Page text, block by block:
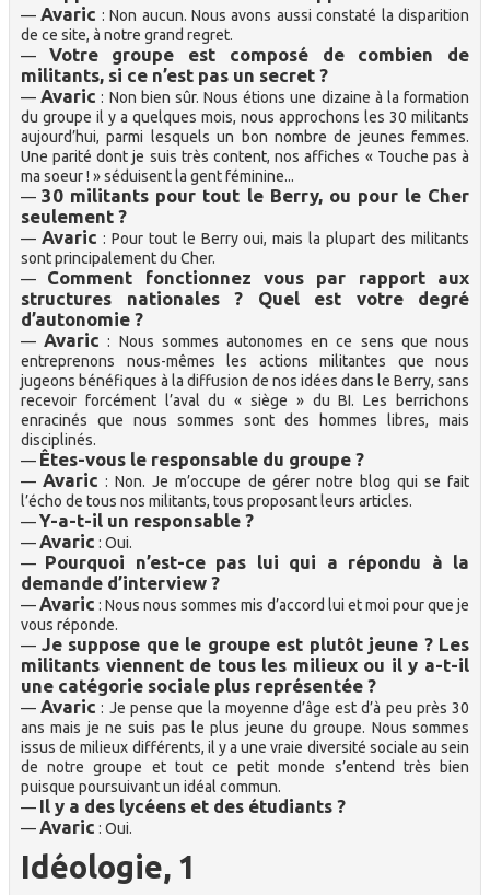
—Avaric : Non aucun. Nous avons aussi constaté la disparition
de ce site, à notre grand regret.
— Votre groupe est composé de combien de
militants, si ce n’est pas un secret ?
—Avaric : Non bien sûr. Nous étions une dizaine à la formation
du groupe il y a quelques mois, nous approchons les 30 militants
aujourd’hui, parmi lesquels un bon nombre de jeunes femmes.
Une parité dont je suis très content, nos affiches « Touche pas à
ma soeur ! » séduisent la gent féminine...
—30 militants pour tout le Berry, ou pour le Cher
seulement ?
— Avaric : Pour tout le Berry oui, mais la plupart des militants
sont principalement du Cher.
— Comment fonctionnez vous par rapport aux
structures nationales ? Quel est votre degré
d’autonomie ?
—Avaric : Nous sommes autonomes en ce sens que nous
entreprenons nous-mêmes les actions militantes que nous
jugeons bénéfiques à la diffusion de nos idées dans le Berry, sans
recevoir forcément l’aval du « siège » du BI. Les berrichons
enracinés que nous sommes sont des hommes libres, mais
disciplinés.
— Êtes-vous le responsable du groupe ?
—Avaric : Non. Je m’occupe de gérer notre blog qui se fait
l’écho de tous nos militants, tous proposant leurs articles.
—Y-a-t-il un responsable ?
—Avaric : Oui.
— Pourquoi n’est-ce pas lui qui a répondu à la
demande d’interview ?
—Avaric : Nous nous sommes mis d’accord lui et moi pour que je
vous réponde.
— Je suppose que le groupe est plutôt jeune ? Les
militants viennent de tous les milieux ou il y a-t-il
une catégorie sociale plus représentée ?
—Avaric : Je pense que la moyenne d’âge est d’à peu près 30
ans mais je ne suis pas le plus jeune du groupe. Nous sommes
issus de milieux différents, il y a une vraie diversité sociale au sein
de notre groupe et tout ce petit monde s’entend très bien
puisque poursuivant un idéal commun.
— Il y a des lycéens et des étudiants ?
—Avaric : Oui.
Idéologie, 1